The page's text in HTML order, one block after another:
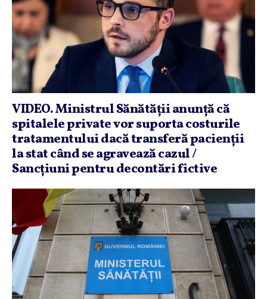
VIDEO. Ministrul Sănătăţii anunţă că
spitalele private vor suporta costurile
tratamentului dacă transferă pacienţii
la stat când se agravează cazul /
Sancţiuni pentru decontări fictive